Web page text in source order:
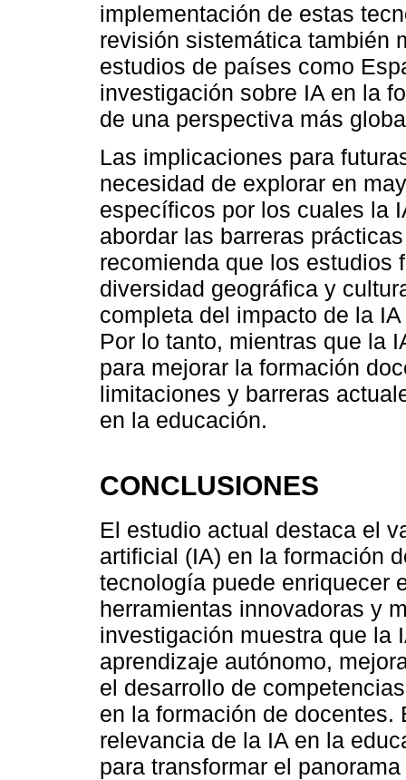
implementación de estas
revisión sistemática también
estudios de países como
investigación sobre IA en la
de una perspectiva más
Las implicaciones para
necesidad de explorar en
específicos por los cuales la
abordar las barreras
recomienda que los estudios
diversidad geográfica y
completa del impacto de la
Por lo tanto, mientras que la
para mejorar la formación
limitaciones y barreras
en la educación.
CONCLUSIONES
El estudio actual destaca el
artificial (IA) en la formación
tecnología puede enriquecer
herramientas innovadoras y
investigación muestra que la
aprendizaje autónomo,
el desarrollo de
en la formación de
relevancia de la IA en la
para transformar el